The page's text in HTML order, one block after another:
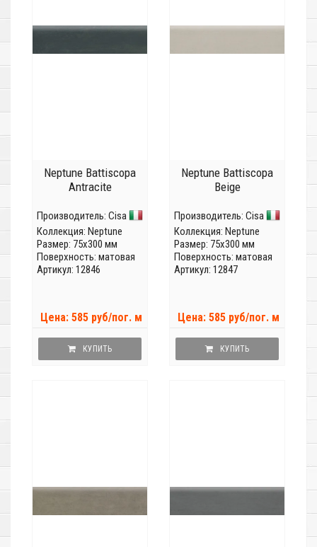
Neptune Battiscopa
Antracite
Производитель: Cisa
Коллекция: Neptune
Размер: 75x300 мм
Поверхность: матовая
Артикул: 12846
Цена: 585 руб/пог. м
КУПИТЬ
Neptune Battiscopa
Beige
Производитель: Cisa
Коллекция: Neptune
Размер: 75x300 мм
Поверхность: матовая
Артикул: 12847
Цена: 585 руб/пог. м
КУПИТЬ